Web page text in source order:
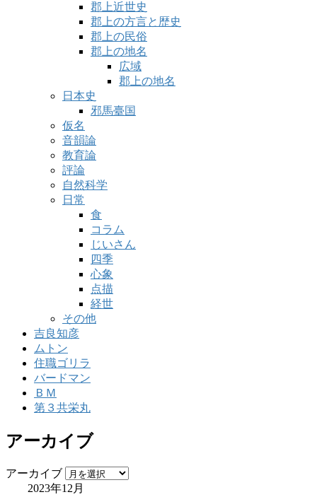
郡上近世史
郡上の方言と歴史
郡上の民俗
郡上の地名
広域
郡上の地名
日本史
邪馬臺国
仮名
音韻論
教育論
評論
自然科学
日常
食
コラム
じいさん
四季
心象
点描
経世
その他
吉良知彦
ムトン
住職ゴリラ
バードマン
ＢＭ
第３共栄丸
アーカイブ
アーカイブ
2023年12月